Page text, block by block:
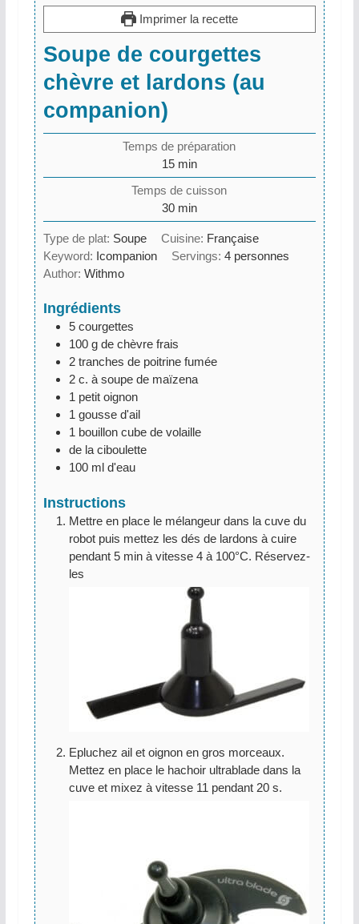
Imprimer la recette
Soupe de courgettes
chèvre et lardons (au
companion)
Temps de préparation
15minutes
min
Temps de cuisson
30minutes
min
Type de plat: Soupe Cuisine: Française
Keyword: Icompanion Servings: 4 personnes
Author: Withmo
Ingrédients
5 courgettes
100 g de chèvre frais
2 tranches de poitrine fumée
2 c. à soupe de maïzena
1 petit oignon
1 gousse d'ail
1 bouillon cube de volaille
de la ciboulette
100 ml d'eau
Instructions
Mettre en place le mélangeur dans la cuve du
robot puis mettez les dés de lardons à cuire
pendant 5 min à vitesse 4 à 100°C. Réservez-
les
Epluchez ail et oignon en gros morceaux.
Mettez en place le hachoir ultrablade dans la
cuve et mixez à vitesse 11 pendant 20 s.